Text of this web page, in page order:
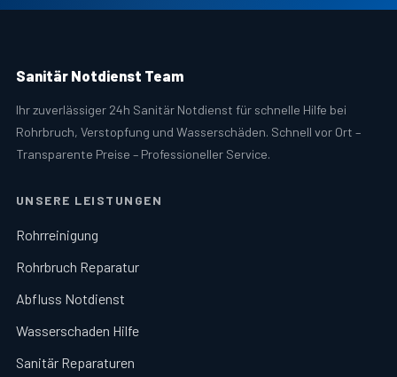
Sanitär Notdienst Team
Ihr zuverlässiger 24h Sanitär Notdienst für schnelle Hilfe bei
Rohrbruch, Verstopfung und Wasserschäden. Schnell vor Ort –
Transparente Preise – Professioneller Service.
UNSERE LEISTUNGEN
Rohrreinigung
Rohrbruch Reparatur
Abfluss Notdienst
Wasserschaden Hilfe
Sanitär Reparaturen